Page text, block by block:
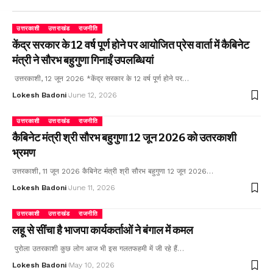
उत्तरकाशी उत्तराखंड राजनीति
केंद्र सरकार के 12 वर्ष पूर्ण होने पर आयोजित प्रेस वार्ता में कैबिनेट
मंत्री ने सौरभ बहुगुणा गिनाईं उपलब्धियां
उत्तरकाशी, 12 जून 2026 *केंद्र सरकार के 12 वर्ष पूर्ण होने पर…
Lokesh Badoni June 12, 2026
उत्तरकाशी उत्तराखंड राजनीति
कैबिनेट मंत्री श्री सौरभ बहुगुणा 12 जून 2026 को उतरकाशी
भ्रमण
उत्तरकाशी, 11 जून 2026 कैबिनेट मंत्री श्री सौरभ बहुगुणा 12 जून 2026…
Lokesh Badoni June 11, 2026
उत्तरकाशी उत्तराखंड राजनीति
लहू से सींचा है भाजपा कार्यकर्ताओं ने बंगाल में कमल
पुरोला उतरकाशी कुछ लोग आज भी इस गलतफहमी में जी रहे हैं…
Lokesh Badoni May 10, 2026